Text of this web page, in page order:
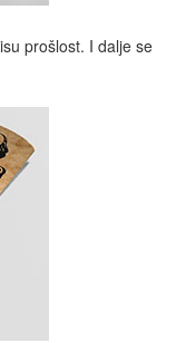
prošlost. I dalje se